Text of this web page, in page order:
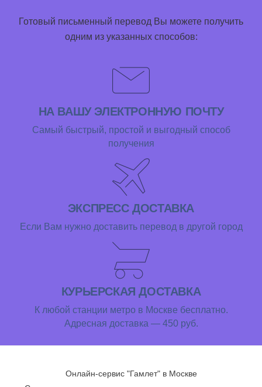
Готовый письменный перевод Вы можете получить
одним из указанных способов:
НА ВАШУ ЭЛЕКТРОННУЮ ПОЧТУ
Самый быстрый, простой и выгодный способ
получения
ЭКСПРЕСС ДОСТАВКА
Если Вам нужно доставить перевод в другой город
КУРЬЕРСКАЯ ДОСТАВКА
К любой станции метро в Москве бесплатно.
Адресная доставка — 450 руб.
Онлайн-сервис "Гамлет" в Москве